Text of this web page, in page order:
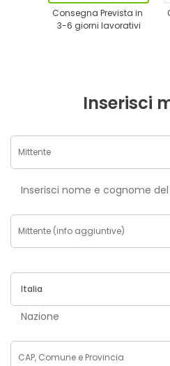
Consegna Prevista in
3-6 giorni lavorativi
Inserisci
Inserisci nome e
Nazione